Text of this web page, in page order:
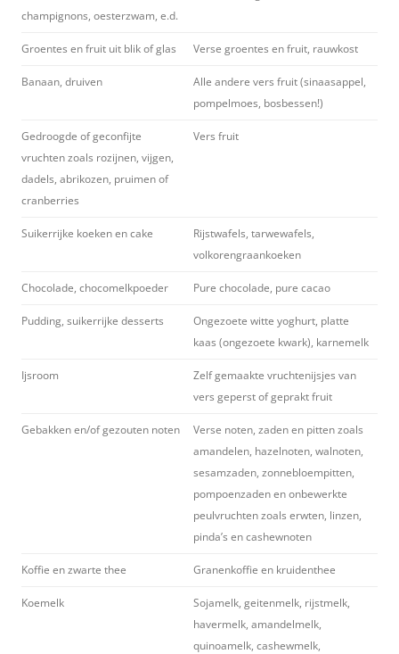
champignons, oesterzwam, e.d.
Groentes en fruit uit blik of glas Verse groentes en fruit, rauwkost
Banaan, druiven
Alle andere vers fruit (sinaasappel,
pompelmoes, bosbessen!)
Gedroogde of geconfijte
vruchten zoals rozijnen, vijgen,
dadels, abrikozen, pruimen of
cranberries
Vers fruit
Suikerrijke koeken en cake
Rijstwafels, tarwewafels,
volkorengraankoeken
Chocolade, chocomelkpoeder Pure chocolade, pure cacao
Pudding, suikerrijke desserts
Ongezoete witte yoghurt, platte
kaas (ongezoete kwark), karnemelk
Ijsroom
Zelf gemaakte vruchtenijsjes van
vers geperst of geprakt fruit
Gebakken en/of gezouten noten
Verse noten, zaden en pitten zoals
amandelen, hazelnoten, walnoten,
sesamzaden, zonnebloempitten,
pompoenzaden en onbewerkte
peulvruchten zoals erwten, linzen,
pinda’s en cashewnoten
Koffie en zwarte thee Granenkoffie en kruidenthee
Koemelk
Sojamelk, geitenmelk, rijstmelk,
havermelk, amandelmelk,
quinoamelk, cashewmelk,